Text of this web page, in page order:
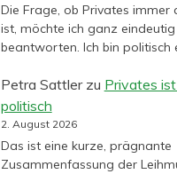
Die Frage, ob Privates immer
ist, möchte ich ganz
beantworten. Ich bin politisch
Petra Sattlerzu Privates
politisch
2. August 2026
Das ist eine kurze, prägnante
Zusammenfassung der